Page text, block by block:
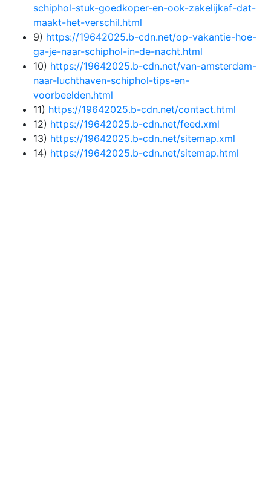
schiphol-stuk-goedkoper-en-ook-zakelijkaf-dat-
maakt-het-verschil.html
9) https://19642025.b-cdn.net/op-vakantie-hoe-
ga-je-naar-schiphol-in-de-nacht.html
10) https://19642025.b-cdn.net/van-amsterdam-
naar-luchthaven-schiphol-tips-en-
voorbeelden.html
11) https://19642025.b-cdn.net/contact.html
12) https://19642025.b-cdn.net/feed.xml
13) https://19642025.b-cdn.net/sitemap.xml
14) https://19642025.b-cdn.net/sitemap.html